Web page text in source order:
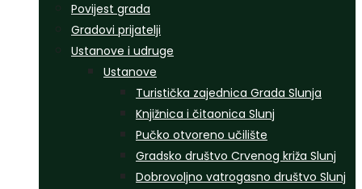
Povijest grada
Gradovi prijatelji
Ustanove i udruge
Ustanove
Turistička zajednica Grada Slunja
Knjižnica i čitaonica Slunj
Pučko otvoreno učilište
Gradsko društvo Crvenog križa Slunj
Dobrovoljno vatrogasno društvo Slunj